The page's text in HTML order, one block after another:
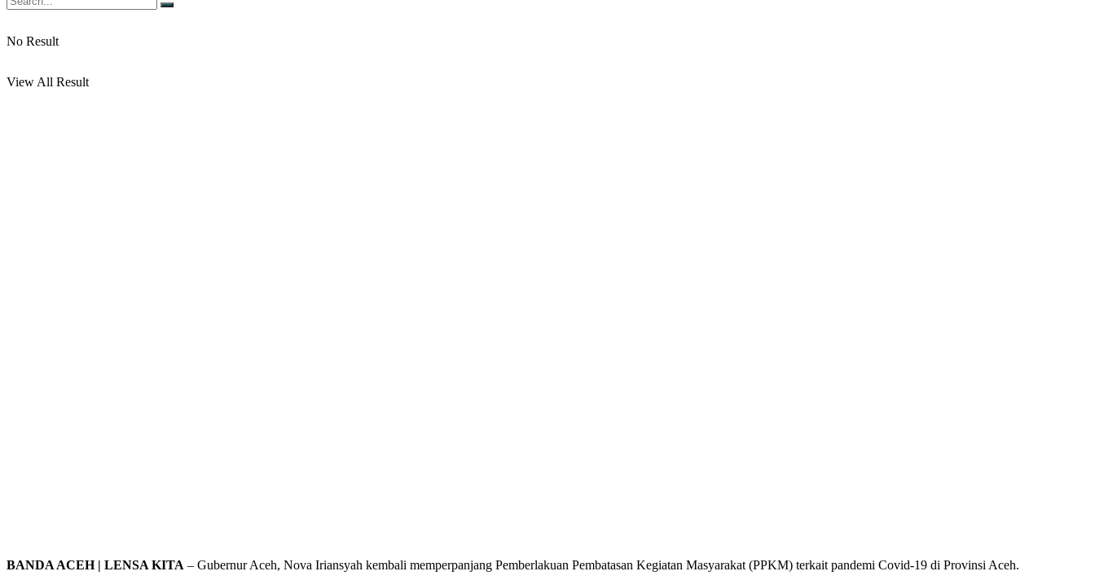
No Result
View All Result
BANDA ACEH | LENSA KITA – Gubernur Aceh, Nova Iriansyah kembali memperpanjang Pemberlakuan Pembatasan Kegiatan Masyarakat (PPKM) terkait pandemi Covid-19 di Provinsi Aceh.